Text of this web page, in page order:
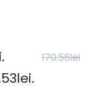
170.56lei